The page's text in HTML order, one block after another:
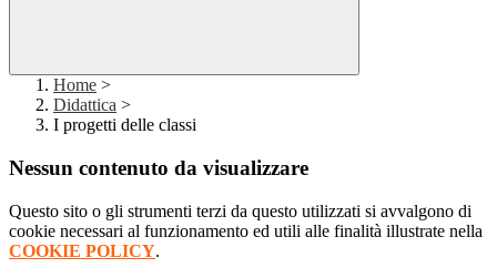
Home >
Didattica >
I progetti delle classi
Nessun contenuto da visualizzare
Questo sito o gli strumenti terzi da questo utilizzati si avvalgono di
cookie necessari al funzionamento ed utili alle finalità illustrate nella
COOKIE POLICY.